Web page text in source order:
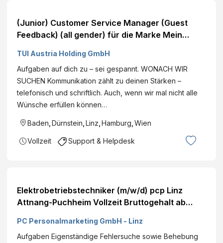
(Junior) Customer Service Manager (Guest
Feedback) (all gender) für die Marke Mein
TUI Austria Holding GmbH
Aufgaben auf dich zu – sei gespannt. WONACH WIR
SUCHEN Kommunikation zählt zu deinen Stärken –
telefonisch und schriftlich. Auch, wenn wir mal nicht alle
Wünsche erfüllen können…
Baden Dürnstein Linz Hamburg Wien
Vollzeit Support & Helpdesk
Elektrobetriebstechniker (m/w/d) pcp Linz
Attnang-Puchheim Vollzeit Bruttogehalt ab
PC Personalmarketing GmbH - Linz
Aufgaben Eigenständige Fehlersuche sowie Behebung